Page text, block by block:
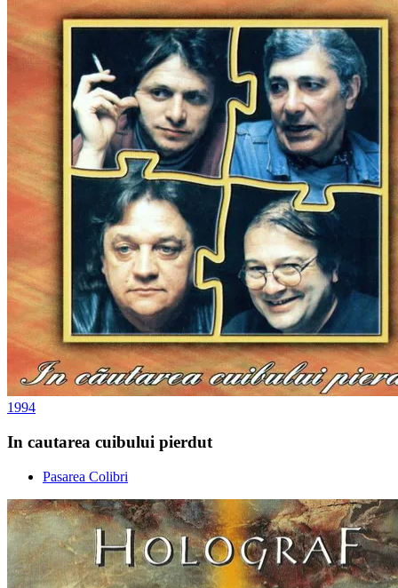
1994
In cautarea cuibului pierdut
Pasarea Colibri